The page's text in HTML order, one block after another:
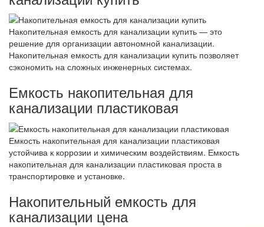
Накопительная емкость для канализации купить — это
решение для организации автономной канализации.
Накопительная емкость для канализации купить позволяет
сэкономить на сложных инженерных системах.
Емкость накопительная для
канализации пластиковая
Емкость накопительная для канализации пластиковая
устойчива к коррозии и химическим воздействиям. Емкость
накопительная для канализации пластиковая проста в
транспортировке и установке.
Накопительный емкость для
канализации цена